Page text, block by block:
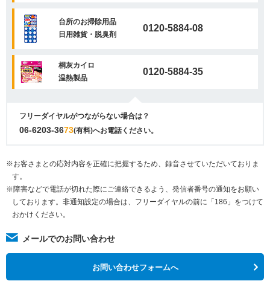
台所のお掃除用品
日用雑貨・脱臭剤
0120-5884-08
桐灰カイロ
温熱製品
0120-5884-35
フリーダイヤルがつながらない場合は？
06-6203-3673(有料)へお電話ください。
※お客さまとの応対内容を正確に把握するため、録音させていただいておりま
す。
※障害などで電話が切れた際にご連絡できるよう、発信者番号の通知をお願い
しております。非通知設定の場合は、フリーダイヤルの前に「186」をつけて
おかけください。
メールでのお問い合わせ
お問い合わせフォームへ